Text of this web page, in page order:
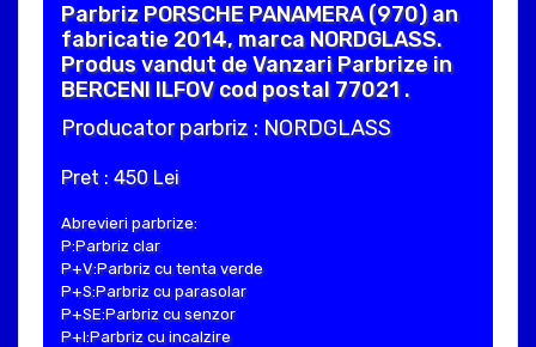
Parbriz PORSCHE PANAMERA (970) an
fabricatie 2014, marca NORDGLASS.
Produs vandut de Vanzari Parbrize in
BERCENI ILFOV cod postal 77021 .
Producator parbriz : NORDGLASS
Pret : 450 Lei
Abrevieri parbrize:
P:Parbriz clar
P+V:Parbriz cu tenta verde
P+S:Parbriz cu parasolar
P+SE:Parbriz cu senzor
P+I:Parbriz cu incalzire